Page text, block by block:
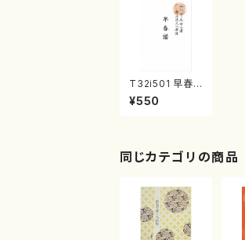
T32i501 早春
譜（尺八/斉藤松
声/楽譜）都山流
¥550
同じカテゴリの商品